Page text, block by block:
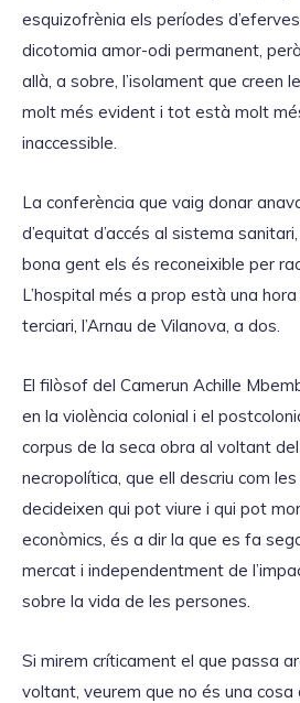
esquizofrènia els períodes
dicotomia amor-odi permanent,
allà, a sobre, l’isolament que creen
molt més evident i tot està molt
inaccessible.
La conferència que vaig donar
d’equitat d’accés al sistema
bona gent els és reconeixible per
L’hospital més a prop està una
terciari, l’Arnau de Vilanova, a dos.
El filòsof del Camerun Achille
en la violència colonial i el
corpus de la seca obra al voltant
necropolítica, que ell descriu com
decideixen qui pot viure i qui pot
econòmics, és a dir la que es fa
mercat i independentment de
sobre la vida de les persones.
Si mirem críticament el que passa
voltant, veurem que no és una cosa